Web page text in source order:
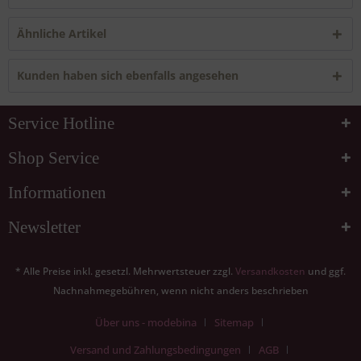
Ähnliche Artikel
Kunden haben sich ebenfalls angesehen
Service Hotline
Shop Service
Informationen
Newsletter
* Alle Preise inkl. gesetzl. Mehrwertsteuer zzgl. Versandkosten und ggf.
Nachnahmegebühren, wenn nicht anders beschrieben
Über uns - modebina
Sitemap
Versand und Zahlungsbedingungen
AGB